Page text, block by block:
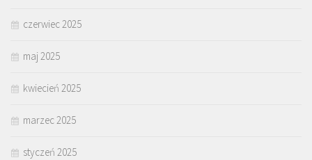
czerwiec 2025
maj 2025
kwiecień 2025
marzec 2025
styczeń 2025